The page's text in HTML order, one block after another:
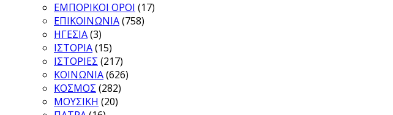
ΕΜΠΟΡΙΚΟΙ ΟΡΟΙ (17)
ΕΠΙΚΟΙΝΩΝΙΑ(758)
ΗΓΕΣΙΑ(3)
ΙΣΤΟΡΙΑ(15)
ΙΣΤΟΡΙΕΣ (217)
ΚΟΙΝΩΝΙΑ(626)
ΚΟΣΜΟΣ (282)
ΜΟΥΣΙΚΗ (20)